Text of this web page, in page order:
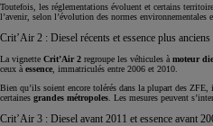
Toutefois, les réglementations évoluent et certains
l’avenir, selon l’évolution des normes environnementales
Crit’Air 2 : Diesel récents et essence plus anciens
La vignette Crit’Air 2 regroupe les véhicules à moteur
ceux à essence, immatriculés entre 2006 et 2010.
Bien qu’ils soient encore tolérés dans la plupart des
certaines grandes métropoles. Les mesures peuvent
Crit’Air 3 : Diesel avant 2011 et essence avant